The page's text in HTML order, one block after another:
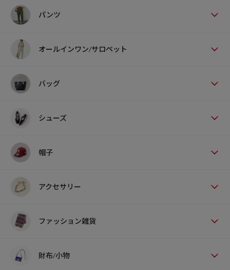
パンツ
オールインワン/サロペット
バッグ
シューズ
帽子
アクセサリー
ファッション雑貨
財布/小物